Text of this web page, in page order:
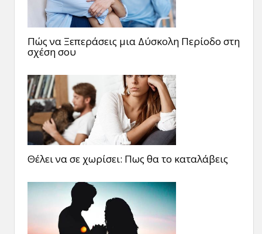
Πώς να Ξεπεράσεις μια Δύσκολη Περίοδο στη
σχέση σου
Θέλει να σε χωρίσει: Πως θα το καταλάβεις